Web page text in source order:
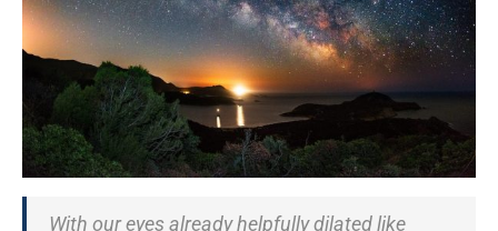
With our eyes already helpfully dilated like